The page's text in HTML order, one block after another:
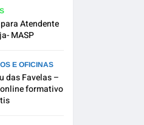
Atendente
MASP
E OFICINAS
das Favelas –
formativo